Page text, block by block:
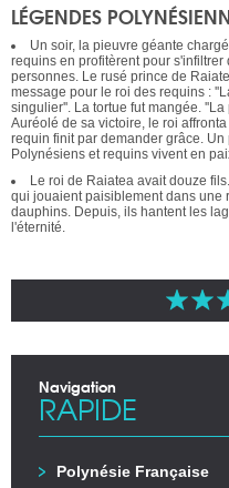
LÉGENDES
Un soir, la pieuvre géante
requins en profitèrent pour
personnes. Le rusé prince de
message pour le roi des requins :
singulier''. La tortue fut mangée.
Auréolé de sa victoire, le roi
requin finit par demander grâce.
Polynésiens et requins vivent en
Le roi de Raiatea avait douze
qui jouaient paisiblement dans une
dauphins. Depuis, ils hantent les
l'éternité.
Navigation
RAPIDE
Polynésie Française